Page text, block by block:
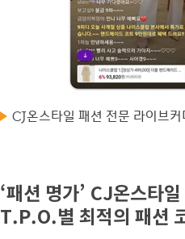
CJ온스타일 패션 전문 라이브
‘패션 명가’ CJ온스타
T.P.O.별 최적의 패션